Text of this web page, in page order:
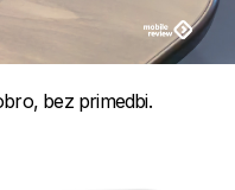
bez primedbi.